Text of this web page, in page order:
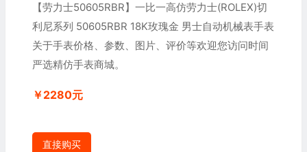
【劳力士50605RBR】一比一高仿劳力士(ROLEX)切
利尼系列 50605RBR 18K玫瑰金 男士自动机械表手表
关于手表价格、参数、图片、评价等欢迎您访问时间
严选精仿手表商城。
￥2280元
直接购买